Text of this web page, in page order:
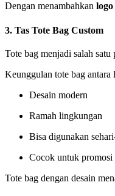
Dengan menambahkan
3. Tas Tote Bag Custom
Tote bag menjadi salah
Keunggulan tote bag antara
Desain modern
Ramah lingkungan
Bisa digunakan
Cocok untuk promosi
Tote bag dengan desain